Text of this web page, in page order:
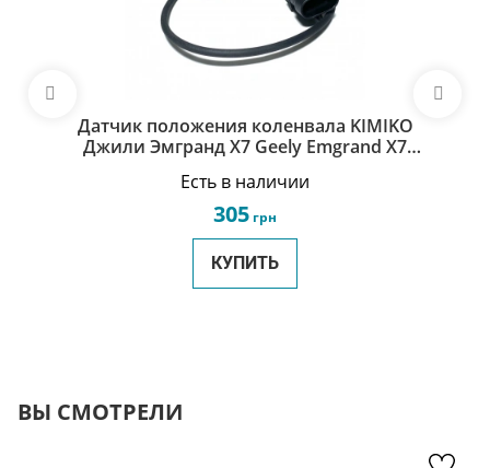
Датчик положения коленвала KIMIKO
Джили Эмгранд Х7 Geely Emgrand X7
Есть в наличии
305 грн
КУПИТЬ
ВЫ СМОТРЕЛИ